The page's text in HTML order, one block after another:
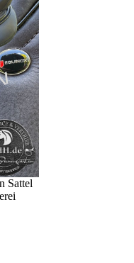
Sattel